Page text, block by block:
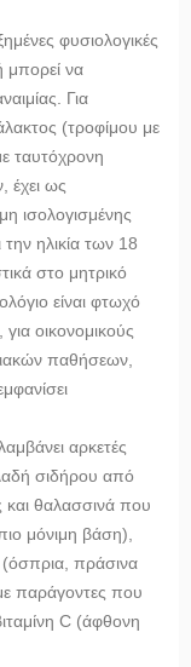
φυσιολογικές
μπορεί να
Για
(τροφίμου με
ταυτόχρονη
έχει ως
ισολογισμένης
ηλικία των 18
στο μητρικό
είναι φτωχό
οικονομικούς
παθήσεων,
αρκετές
σιδήρου από
και θαλασσινά που
μόνιμη βάση),
(όσπρια, πράσινα
παράγοντες που
C (άφθονη